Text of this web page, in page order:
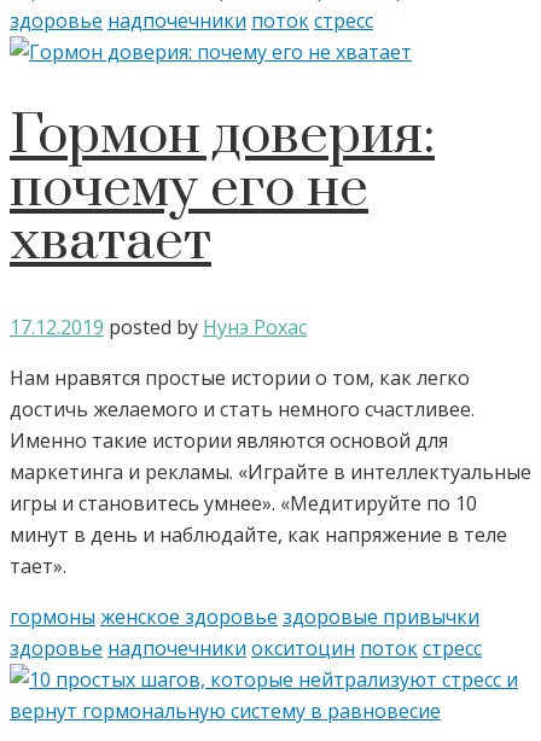
здоровье надпочечники потокстресс
Гормон доверия:
почему его не
хватает
17.12.2019 posted by Нунэ Рохас
Нам нравятся простые истории о том, как легко
достичь желаемого и стать немного счастливее.
Именно такие истории являются основой для
маркетинга и рекламы. «Играйте в интеллектуальные
игры и становитесь умнее». «Медитируйте по 10
минут в день и наблюдайте, как напряжение в теле
тает».
гормоны женское здоровье здоровые привычки
здоровье надпочечники окситоцин потокстресс